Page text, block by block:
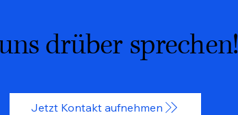
drüber sprechen!
Jetzt Kontakt aufnehmen